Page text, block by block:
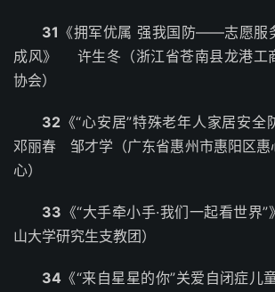
31 《拥军优属 强我国防——志愿服
成风》 许生冬（浙江省苍南县龙港工
协会）
32 《“心安居”特殊老年人家居安
邓丽春 邹才学（广东省惠州市惠阳区惠
心）
33 《“大手牵小手·我们一起看世
山大学研究生支教团）
34 《“来自星星的你”关爱自闭症儿